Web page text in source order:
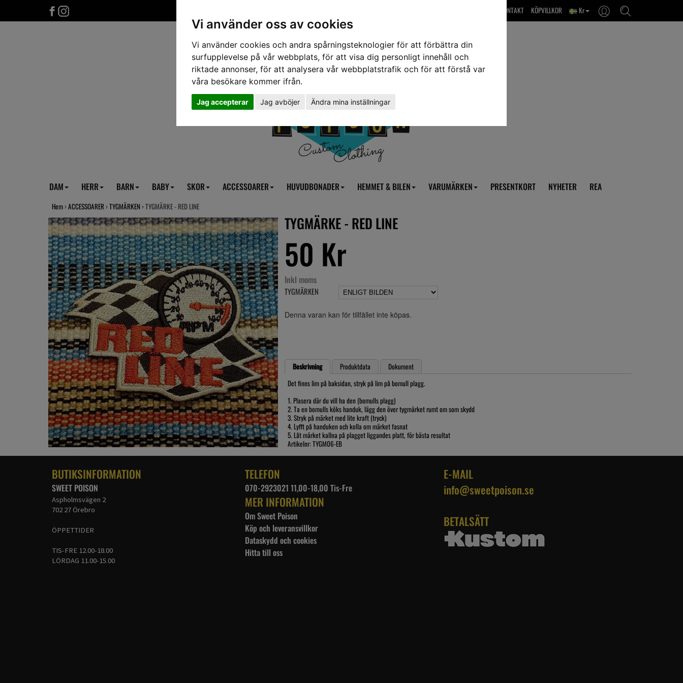
Vi använder oss av cookies
Vi använder cookies och andra spårningsteknologier för att förbättra din
surfupplevelse på vår webbplats, för att visa dig personligt innehåll och
riktade annonser, för att analysera vår webbplatstrafik och för att förstå var
våra besökare kommer ifrån.
Jag accepterar Jag avböjer Ändra mina inställningar
Kr
KÖPVILLKOR
OM OSS & KONTAKT
DAM HERR BARN BABY SKOR ACCESSOARER HUVUDBONADER HEMMET & BILEN VARUMÄRKEN PRESENTKORT NYHETER REA
Hem ›ACCESSOARER ›TYGMÄRKEN › TYGMÄRKE - RED LINE
TYGMÄRKE - RED LINE
50 Kr
Inkl moms
TYGMÄRKEN
Denna varan kan för tillfället inte köpas.
Beskrivning Produktdata
Dokument
Det finns lim på baksidan, stryk på lim på bomull plagg.
1. Plasera där du vill ha den (bomulls plagg)
2. Ta en bomulls köks handuk, lägg den över tygmärket rumt om som skydd
3. Stryk på märket med lite kraft (tryck)
4. Lyfft på handuken och kolla om märket fasnat
5. Låt märket kallna på plagget liggandes platt, för bästa resultat
Artikelnr: TYGM06-EB
BUTIKSINFORMATION
SWEET POISON
Aspholmsvägen 2
702 27 Örebro
ÖPPETTIDER
TIS-FRE 12.00-18.00
LÖRDAG 11.00-15.00
TELEFON
070-2923021 11,00-18,00 Tis-Fre
MER INFORMATION
Om Sweet Poison
Köp och leveransvillkor
Dataskydd och cookies
Hitta till oss
E-MAIL
info@sweetpoison.se
BETALSÄTT